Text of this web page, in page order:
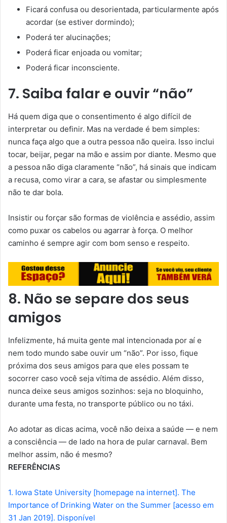
Ficará confusa ou desorientada, particularmente após
acordar (se estiver dormindo);
Poderá ter alucinações;
Poderá ficar enjoada ou vomitar;
Poderá ficar inconsciente.
7. Saiba falar e ouvir “não”
Há quem diga que o consentimento é algo difícil de
interpretar ou definir. Mas na verdade é bem simples:
nunca faça algo que a outra pessoa não queira. Isso inclui
tocar, beijar, pegar na mão e assim por diante. Mesmo que
a pessoa não diga claramente “não”, há sinais que indicam
a recusa, como virar a cara, se afastar ou simplesmente
não te dar bola.
Insistir ou forçar são formas de violência e assédio, assim
como puxar os cabelos ou agarrar à força. O melhor
caminho é sempre agir com bom senso e respeito.
8. Não se separe dos seus
amigos
Infelizmente, há muita gente mal intencionada por aí e
nem todo mundo sabe ouvir um “não”. Por isso, fique
próxima dos seus amigos para que eles possam te
socorrer caso você seja vítima de assédio. Além disso,
nunca deixe seus amigos sozinhos: seja no bloquinho,
durante uma festa, no transporte público ou no táxi.
Ao adotar as dicas acima, você não deixa a saúde — e nem
a consciência — de lado na hora de pular carnaval. Bem
melhor assim, não é mesmo?
REFERÊNCIAS
1. Iowa State University [homepage na internet]. The
Importance of Drinking Water on the Summer [acesso em
31 Jan 2019]. Disponível